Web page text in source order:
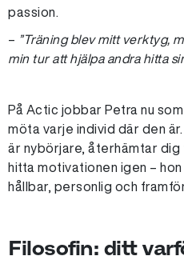
passion.
– ”Träning blev mitt verktyg,
min tur att hjälpa andra hitta
På Actic jobbar Petra nu
möta varje individ där den
är nybörjare, återhämtar dig
hitta motivationen igen –
hållbar, personlig och
Filosofin: ditt